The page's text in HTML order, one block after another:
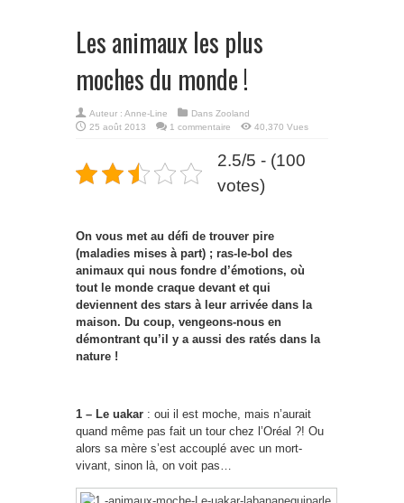
Les animaux les plus
moches du monde !
Auteur : Anne-Line Dans Zooland
25 août 2013
1 commentaire 40,370 Vues
2.5/5 - (100
votes)
On vous met au défi de trouver pire
(maladies mises à part) ; ras-le-bol des
animaux qui nous fondre d’émotions, où
tout le monde craque devant et qui
deviennent des stars à leur arrivée dans la
maison. Du coup, vengeons-nous en
démontrant qu’il y a aussi des ratés dans la
nature !
1 – Le uakar : oui il est moche, mais n’aurait
quand même pas fait un tour chez l’Oréal ?! Ou
alors sa mère s’est accouplé avec un mort-
vivant, sinon là, on voit pas…